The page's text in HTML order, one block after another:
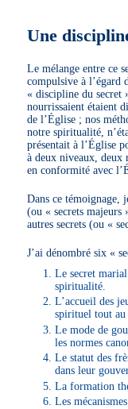
Une
Le mélange entre ce
compulsive à l’égard
« discipline du secret
nourrissaient étaient
de l’Église ; nos
notre spiritualité,
présentait à l’Église
à deux niveaux, deux
en conformité avec
Dans ce témoignage,
(ou « secrets majeurs
autres secrets (ou «
J’ai dénombré six «
Le secret
spiritualité.
L’accueil des
spirituel tout au
Le mode de
les normes
Le statut des
dans leur
La formation
Les